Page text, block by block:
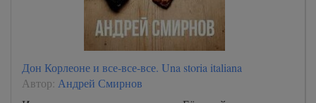
Дон Корлеоне и все-все-все. Una storia italiana
Автор: Андрей Смирнов